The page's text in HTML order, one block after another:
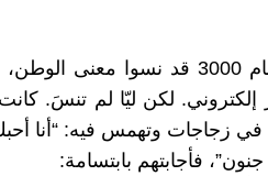
كان البشر في عام 3000 قد
إلكتروني. لكن ليّا لم تنسَ.
في زجاجات وتهمس فيه: “أنا
جنون”، فأجابتهم بابتسامة: